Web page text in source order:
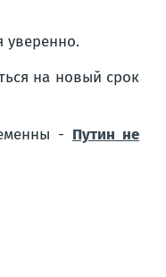
уверенно.
на новый срок
- Путин не